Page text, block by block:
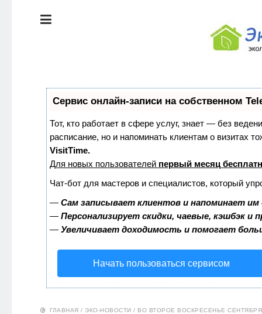
СТИЛЬ
ЭКОЛОГИЯ
ДОМА
КРАСОТА И
ЗДОРОВЬЕ
ПИТАНИЕ
НОВОСТИ
Сервис онлайн-записи на собственном
Тот, кто работает в сфере услуг, знает — без
расписание, но и напоминать клиентам о
VisitTime.
Для новых пользователей первый месяц
Чат-бот для мастеров и специалистов, который
— Сам записывает клиентов и напоминает им
— Персонализирует скидки, чаевые, кэшбэк и
— Увеличивает доходимость и помогает
Начать пользоваться сервисом
ГЛАВНАЯ / ЭКО-НОВОСТИ / ВО ВТОРОЕ ВОСКРЕСЕНЬЕ